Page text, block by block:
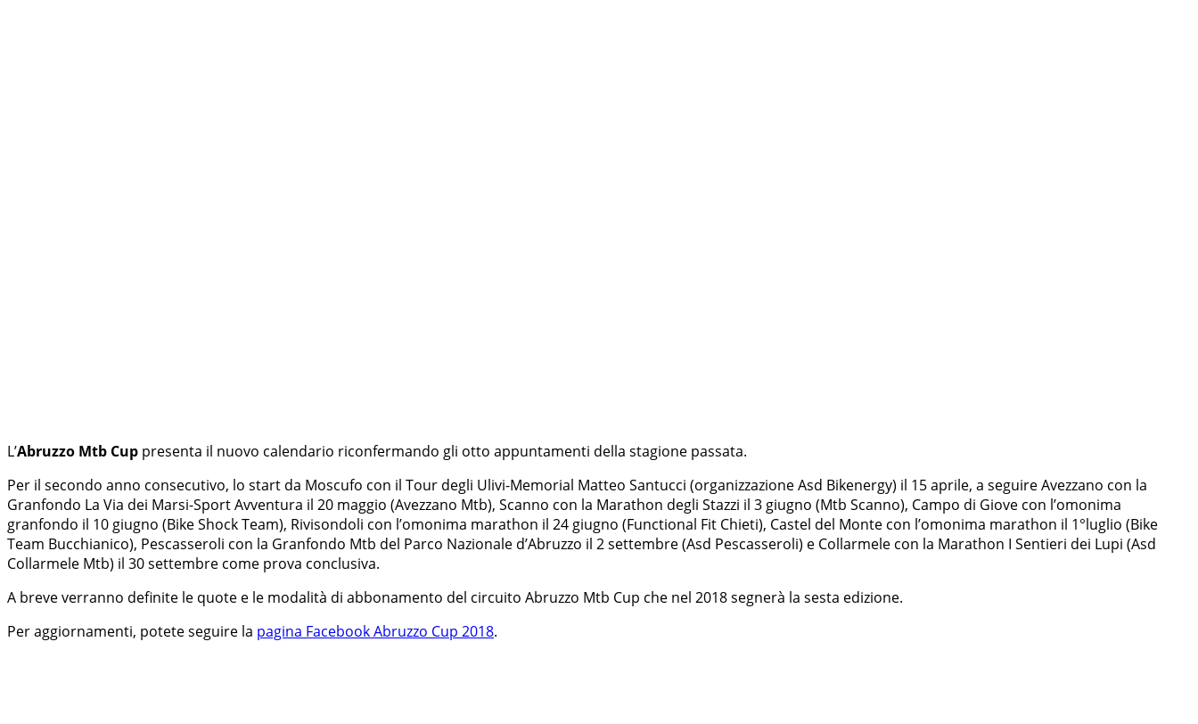
L’Abruzzo Mtb Cup presenta il nuovo calendario riconfermando gli otto appuntamenti della stagione passata.
Per il secondo anno consecutivo, lo start da Moscufo con il Tour degli Ulivi-Memorial Matteo Santucci (organizzazione Asd Bikenergy) il 15 aprile, a seguire Avezzano con la
Granfondo La Via dei Marsi-Sport Avventura il 20 maggio (Avezzano Mtb), Scanno con la Marathon degli Stazzi il 3 giugno (Mtb Scanno), Campo di Giove con l’omonima
granfondo il 10 giugno (Bike Shock Team), Rivisondoli con l’omonima marathon il 24 giugno (Functional Fit Chieti), Castel del Monte con l’omonima marathon il 1°luglio (Bike
Team Bucchianico), Pescasseroli con la Granfondo Mtb del Parco Nazionale d’Abruzzo il 2 settembre (Asd Pescasseroli) e Collarmele con la Marathon I Sentieri dei Lupi (Asd
Collarmele Mtb) il 30 settembre come prova conclusiva.
A breve verranno definite le quote e le modalità di abbonamento del circuito Abruzzo Mtb Cup che nel 2018 segnerà la sesta edizione.
Per aggiornamenti, potete seguire la pagina Facebook Abruzzo Cup 2018.